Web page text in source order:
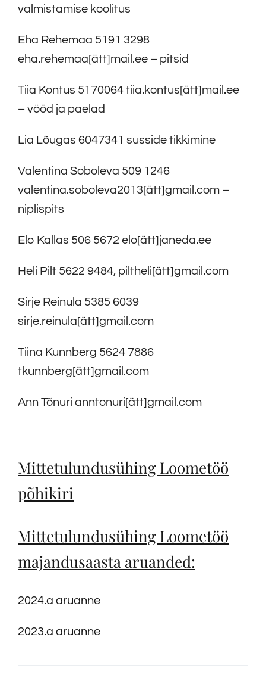
valmistamise koolitus
Eha Rehemaa 5191 3298
eha.rehemaa[ätt]mail.ee – pitsid
Tiia Kontus 5170064 tiia.kontus[ätt]mail.ee
– vööd ja paelad
Lia Lõugas 6047341 susside tikkimine
Valentina Soboleva 509 1246
valentina.soboleva2013[ätt]gmail.com –
niplispits
Elo Kallas 506 5672 elo[ätt]janeda.ee
Heli Pilt 5622 9484, piltheli[ätt]gmail.com
Sirje Reinula 5385 6039
sirje.reinula[ätt]gmail.com
Tiina Kunnberg 5624 7886
tkunnberg[ätt]gmail.com
Ann Tõnuri anntonuri[ätt]gmail.com
Mittetulundusühing Loometöö
põhikiri
Mittetulundusühing Loometöö
majandusaasta aruanded:
2024.a aruanne
2023.a aruanne